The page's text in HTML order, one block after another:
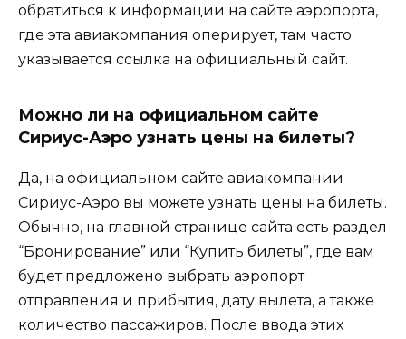
обратиться к информации на сайте аэропорта,
где эта авиакомпания оперирует, там часто
указывается ссылка на официальный сайт.
Можно ли на официальном сайте
Сириус-Аэро узнать цены на билеты?
Да, на официальном сайте авиакомпании
Сириус-Аэро вы можете узнать цены на билеты.
Обычно, на главной странице сайта есть раздел
“Бронирование” или “Купить билеты”, где вам
будет предложено выбрать аэропорт
отправления и прибытия, дату вылета, а также
количество пассажиров. После ввода этих